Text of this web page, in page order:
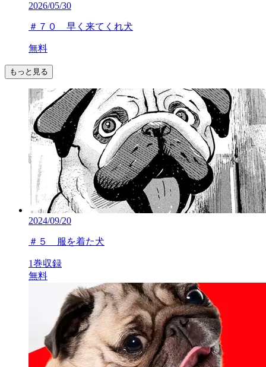
2026/05/30
＃７０ 早く来てくれ犬
無料
もっと見る
2024/09/20
＃５ 服を着た犬
1巻収録
無料